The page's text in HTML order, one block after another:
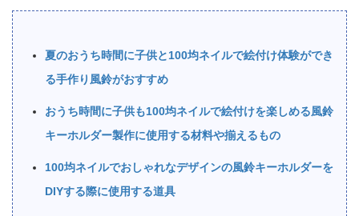
夏のおうち時間に子供と100均ネイルで絵付け体験ができ
る手作り風鈴がおすすめ
おうち時間に子供も100均ネイルで絵付けを楽しめる風鈴
キーホルダー製作に使用する材料や揃えるもの
100均ネイルでおしゃれなデザインの風鈴キーホルダーを
DIYする際に使用する道具